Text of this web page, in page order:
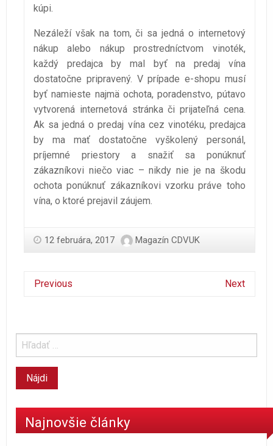
kúpi.
Nezáleží však na tom, či sa jedná o internetový
nákup alebo nákup prostredníctvom vinoték,
každý predajca by mal byť na predaj vína
dostatočne pripravený. V prípade e-shopu musí
byť namieste najmä ochota, poradenstvo, pútavo
vytvorená internetová stránka či prijateľná cena.
Ak sa jedná o predaj vína cez vinotéku, predajca
by ma mať dostatočne vyškolený personál,
príjemné priestory a snažiť sa ponúknuť
zákazníkovi niečo viac – nikdy nie je na škodu
ochota ponúknuť zákazníkovi vzorku práve toho
vína, o ktoré prejavil záujem.
12 februára, 2017 Magazín CDVUK
Previous Next
Najnovšie články